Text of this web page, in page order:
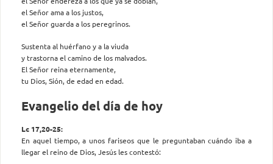
el Señor ama a los justos,
el Señor guarda a los peregrinos.
Sustenta al huérfano y a la viuda
y trastorna el camino de los malvados.
El Señor reina eternamente,
tu Dios, Sión, de edad en edad.
Evangelio del día de hoy
Lc 17,20-25:
En aquel tiempo, a unos fariseos que le preguntaban cuándo iba a
llegar el reino de Dios, Jesús les contestó: